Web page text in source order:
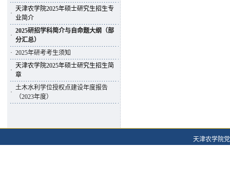
·
天津农学院2025年硕士研究生招生专
业简介
·
2025研招学科简介与自命题大纲（部
分汇总）
· 2025年研考考生须知
·
天津农学院2025年硕士研究生招生简
章
·
土木水利学位授权点建设年度报告
（2023年度）
天津农学院